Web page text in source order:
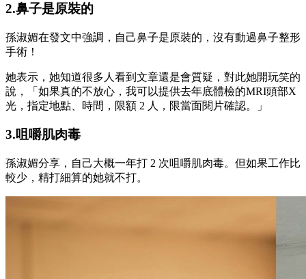
2.鼻子是原裝的
孫淑媚在發文中強調，自己鼻子是原裝的，沒有動過鼻子整形
手術！
她表示， 她知道很多人看到文章還是會質疑，對此她開玩笑的
說，「 如果真的不放心，我可以提供去年底體檢的MRI頭部X
光， 指定地點、時間，限額 2 人， 限當面閱片確認。」
3.咀嚼肌肉毒
孫淑媚分享，自己大概一年打 2 次咀嚼肌肉毒。但如果工作比
較少， 精打細算的她就不打。